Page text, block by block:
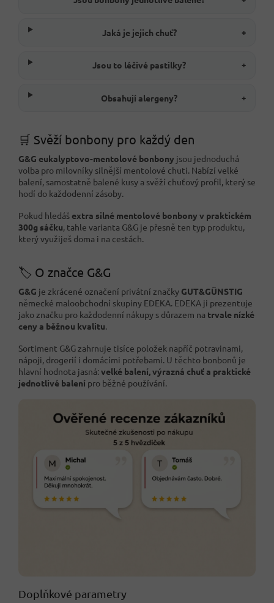
Jaká je jejich chuť? +
Jsou to léčivé pastilky? +
Obsahují alergeny? +
🛒 Svěží bonbony pro každý den
G&G eukalyptovo-mentolové bonbony jsou jednoduchá
volba pro milovníky silnější mentolové chuti. Nabízí velké
balení, samostatně balené kusy a svěží chuťový profil, který se
hodí do každodenní zásoby.
Pokud hledáš extra silné mentolové bonbony v praktickém
300g sáčku, tahle varianta G&G je přesně ten typ produktu,
který využiješ doma i na cestách.
🏷️ O značce G&G
G&G je zkrácené označení privátní značky GUT&GÜNSTIG
německé maloobchodní skupiny EDEKA. EDEKA ji prezentuje
jako značku pro každodenní nákupy s důrazem na trvale nízké
ceny a běžnou kvalitu.
Sortiment G&G zahrnuje tisíce položek napříč potravinami,
nápoji, drogerií i domácími potřebami. U těchto bonbonů je
hlavní hodnota jasná:velké balení, výrazná chuť a praktické
jednotlivé balení pro běžné používání.
Doplňkové parametry